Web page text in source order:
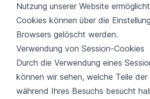
Nutzung unserer Website
Cookies können über die
Browsers gelöscht werden.
Verwendung von Session-Cookies
Durch die Verwendung eines
können wir sehen, welche Teile der
während Ihres Besuchs besucht